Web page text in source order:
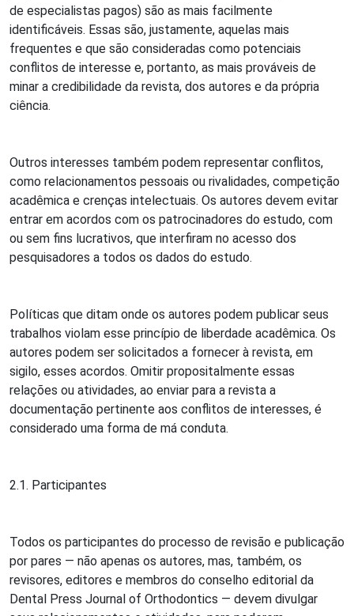
de especialistas pagos) são as mais facilmente
identificáveis. Essas são, justamente, aquelas mais
frequentes e que são consideradas como potenciais
conflitos de interesse e, portanto, as mais prováveis de
minar a credibilidade da revista, dos autores e da própria
ciência.
Outros interesses também podem representar conflitos,
como relacionamentos pessoais ou rivalidades, competição
acadêmica e crenças intelectuais. Os autores devem evitar
entrar em acordos com os patrocinadores do estudo, com
ou sem fins lucrativos, que interfiram no acesso dos
pesquisadores a todos os dados do estudo.
Políticas que ditam onde os autores podem publicar seus
trabalhos violam esse princípio de liberdade acadêmica. Os
autores podem ser solicitados a fornecer à revista, em
sigilo, esses acordos. Omitir propositalmente essas
relações ou atividades, ao enviar para a revista a
documentação pertinente aos conflitos de interesses, é
considerado uma forma de má conduta.
2.1. Participantes
Todos os participantes do processo de revisão e publicação
por pares — não apenas os autores, mas, também, os
revisores, editores e membros do conselho editorial da
Dental Press Journal of Orthodontics — devem divulgar